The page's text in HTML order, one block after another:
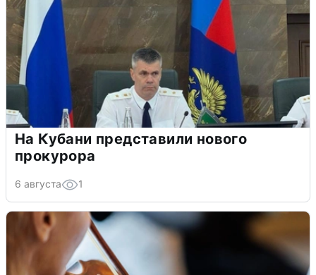
На Кубани представили нового
прокурора
6 августа 1